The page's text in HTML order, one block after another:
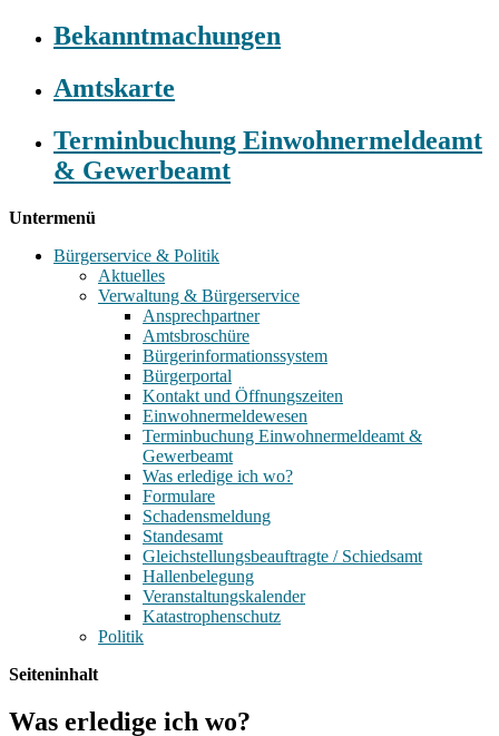
Bekanntmachungen
Amtskarte
Terminbuchung Einwohnermeldeamt
& Gewerbeamt
Untermenü
Bürgerservice & Politik
Aktuelles
Verwaltung & Bürgerservice
Ansprechpartner
Amtsbroschüre
Bürgerinformationssystem
Bürgerportal
Kontakt und Öffnungszeiten
Einwohnermeldewesen
Terminbuchung Einwohnermeldeamt &
Gewerbeamt
Was erledige ich wo?
Formulare
Schadensmeldung
Standesamt
Gleichstellungsbeauftragte / Schiedsamt
Hallenbelegung
Veranstaltungskalender
Katastrophenschutz
Politik
Seiteninhalt
Was erledige ich wo?